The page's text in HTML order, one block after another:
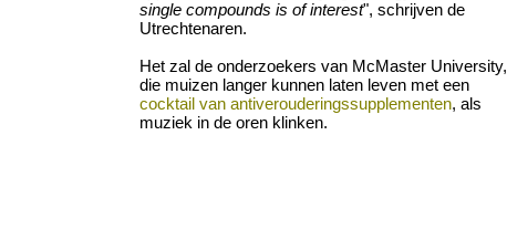
single compounds is of interest", schrijven de
Utrechtenaren.
Het zal de onderzoekers van McMaster University,
die muizen langer kunnen laten leven met een
cocktail van antiverouderingssupplementen, als
muziek in de oren klinken.